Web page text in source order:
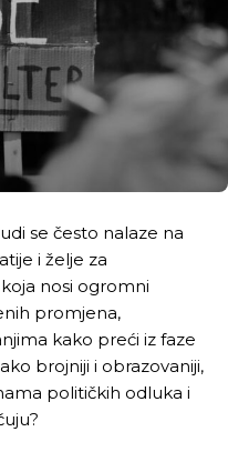
se često nalaze na
i želje za
nosi ogromni
promjena,
kako preći iz faze
brojniji i obrazovaniji,
političkih odluka i